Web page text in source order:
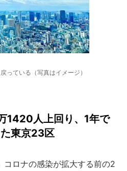
っている（写真はイメージ）
1420人上回り、1年で
た東京23区
ロナの感染が拡大する前の2